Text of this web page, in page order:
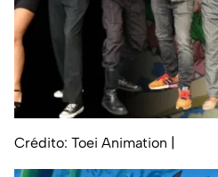
Crédito: Toei Animation |